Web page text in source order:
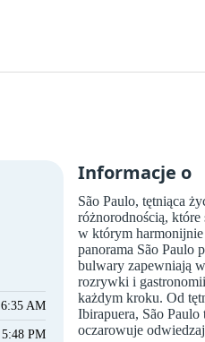
6:35 AM
5:48 PM
Informacje o
São Paulo, tętniąca
różnorodnością,
w którym harmonijnie
panorama São Paulo
bulwary zapewniają
rozrywki i
każdym kroku. Od
Ibirapuera, São
oczarowuje